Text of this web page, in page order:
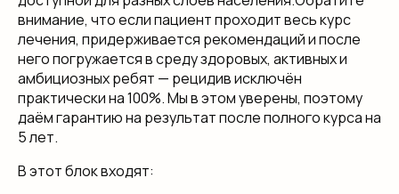
внимание, что если пациент проходит весь курс
лечения, придерживается рекомендаций и после
него погружается в среду здоровых, активных и
амбициозных ребят — рецидив исключён
практически на 100%. Мы в этом уверены, поэтому
даём гарантию на результат после полного курса на
5 лет.
В этот блок входят: